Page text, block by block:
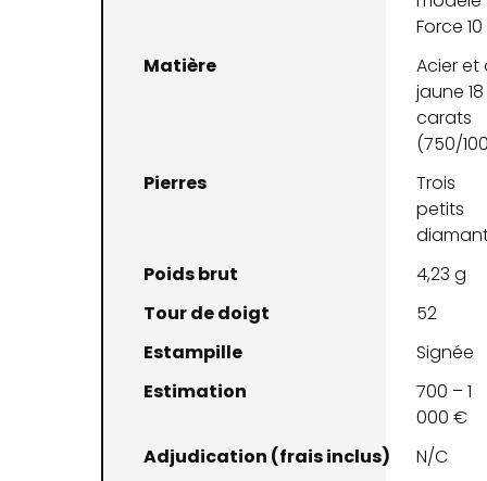
Force 10
Matière
Acier et
jaune 18
carats
(750/
Pierres
Trois
petits
Poids brut
4,23 g
Tour de doigt
52
Estampille
Signée
Estimation
700 – 1
000 €
Adjudication (frais inclus)
N/C